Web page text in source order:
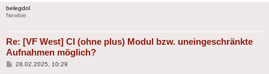
belegdol
Newbie
Re: [VF West] CI (ohne plus) Modul bzw. uneingeschränkte
Aufnahmen möglich?
Beitrag
28.02.2025, 10:29